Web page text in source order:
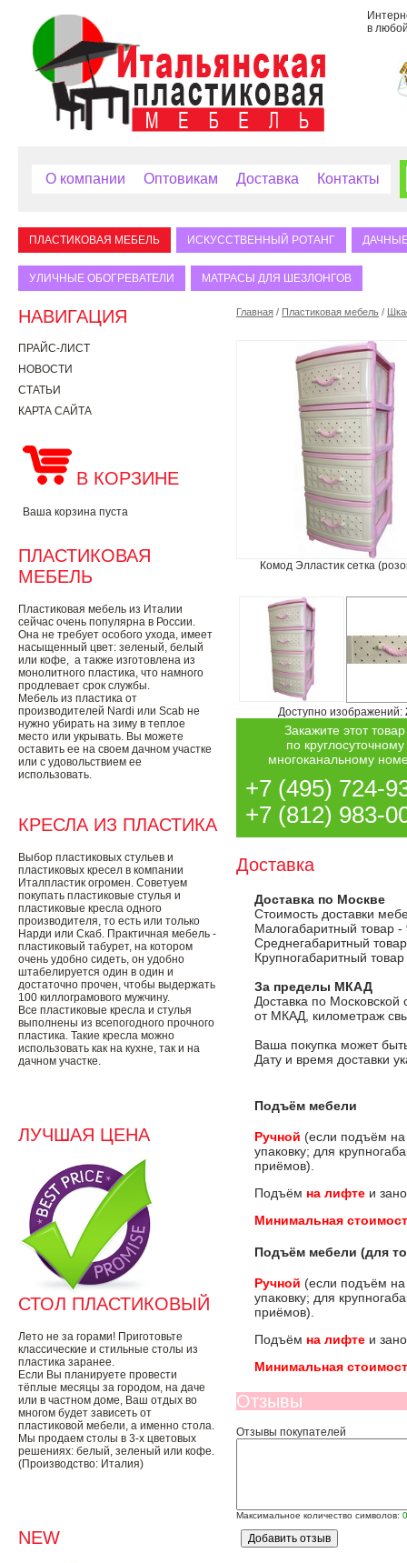
в
О компании Оптовикам Доставка Контакты
ПЛАСТИКОВАЯ МЕБЕЛЬ ИСКУССТВЕННЫЙ РОТАНГ
УЛИЧНЫЕ ОБОГРЕВАТЕЛИ МАТРАСЫ ДЛЯ ШЕЗЛОНГОВ
НАВИГАЦИЯ
ПРАЙС-ЛИСТ
НОВОСТИ
СТАТЬИ
КАРТА САЙТА
В КОРЗИНЕ
Ваша корзина пуста
ПЛАСТИКОВАЯ
МЕБЕЛЬ
Пластиковая мебель из Италии
сейчас очень популярна в России.
Она не требует особого ухода, имеет
насыщенный цвет: зеленый, белый
или кофе, а также изготовлена из
монолитного пластика, что намного
продлевает срок службы.
Мебель из пластика от
производителей Nardi или Scab не
нужно убирать на зиму в теплое
место или укрывать. Вы можете
оставить ее на своем дачном участке
или с удовольствием ее
использовать.
КРЕСЛА ИЗ ПЛАСТИКА
Выбор пластиковых стульев и
пластиковых кресел в компании
Италпластик огромен. Советуем
покупать пластиковые стулья и
пластиковые кресла одного
производителя, то есть или только
Нарди или Скаб. Практичная мебель -
пластиковый табурет, на котором
очень удобно сидеть, он удобно
штабелируется один в один и
достаточно прочен, чтобы выдержать
100 киллограмового мужчину.
Все пластиковые кресла и стулья
выполнены из всепогодного прочного
пластика. Такие кресла можно
использовать как на кухне, так и на
дачном участке.
ЛУЧШАЯ ЦЕНА
СТОЛ ПЛАСТИКОВЫЙ
Лето не за горами! Приготовьте
классические и стильные столы из
пластика заранее.
Если Вы планируете провести
тёплые месяцы за городом, на даче
или в частном доме, Ваш отдых во
многом будет зависеть от
пластиковой мебели, а именно стола.
Мы продаем столы в 3-х цветовых
решениях: белый, зеленый или кофе.
(Производство: Италия)
NEW
Главная / Пластиковая мебель /
Комод Элластик сетка
Доступно изображений:
Закажите этот товар
по круглосуточному
многоканальному
+7 (495) 724-
+7 (812) 983-
Доставка
Доставка по Москве
Стоимость доставки
Малогабаритный товар -
Среднегабаритный
Крупногабаритный
За пределы МКАД
Доставка по
от МКАД, километраж
Ваша покупка может
Дату и время доставки
Подъём мебели
Ручной (если подъём
упаковку; для
приёмов).
Подъём на лифте и
Минимальная
Подъём мебели (для
Ручной (если подъём
упаковку; для
приёмов).
Подъём на лифте и
Минимальная
Отзывы
Отзывы покупателей
Максимальное количество символов: 0